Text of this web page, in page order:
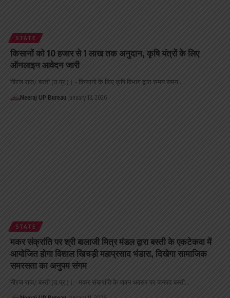
STATE
किसानों को 10 हजार से 1 लाख तक अनुदान, कृषि यंत्रों के लिए
ऑनलाइन आवेदन जारी
नीरज राज/ बस्ती (उ.प्र.)।:- किसानो के लिए कृषि विभाग द्वारा समय समय…
Neeraj UP Bureau January 13, 2026
STATE
मकर संक्रांति पर श्री बालाजी मित्र मंडल द्वारा बस्ती के एकटेकवा में
आयोजित होगा विशाल खिचड़ी महाप्रसाद भंडारा, दिखेगा सामाजिक
समरसता का अनुपम संगम
नीरज राज/ बस्ती (उ.प्र.)।:- मकर संक्रांति के पावन अवसर पर जनपद बस्ती…